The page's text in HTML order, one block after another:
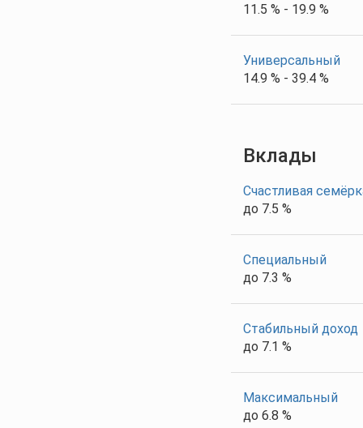
11.5 % - 19.9 %
Универсальный
14.9 % - 39.4 %
Вклады
Счастливая
до 7.5 %
Специальный
до 7.3 %
Стабильный доход
до 7.1 %
Максимальный
до 6.8 %